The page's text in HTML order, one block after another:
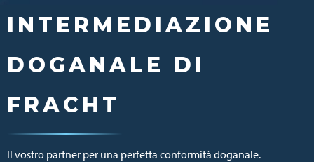
INTERMEDIAZIONE
DOGANALE DI
FRACHT
Il vostro partner per una perfetta conformità doganale.